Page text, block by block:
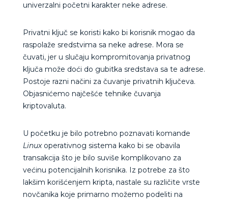
univerzalni početni karakter neke adrese.
Privatni ključ se koristi kako bi korisnik mogao da
raspolaže sredstvima sa neke adrese. Mora se
čuvati, jer u slučaju kompromitovanja privatnog
ključa može doći do gubitka sredstava sa te adrese.
Postoje razni načini za čuvanje privatnih ključeva.
Objasnićemo najčešće tehnike čuvanja
kriptovaluta.
U početku je bilo potrebno poznavati komande
Linuxoperativnog sistema kako bi se obavila
transakcija što je bilo suviše komplikovano za
većinu potencijalnih korisnika. Iz potrebe za što
lakšim korišćenjem kripta, nastale su različite vrste
novčanika koje primarno možemo podeliti na